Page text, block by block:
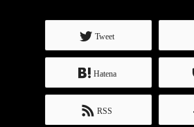
Tweet
Hatena
RSS